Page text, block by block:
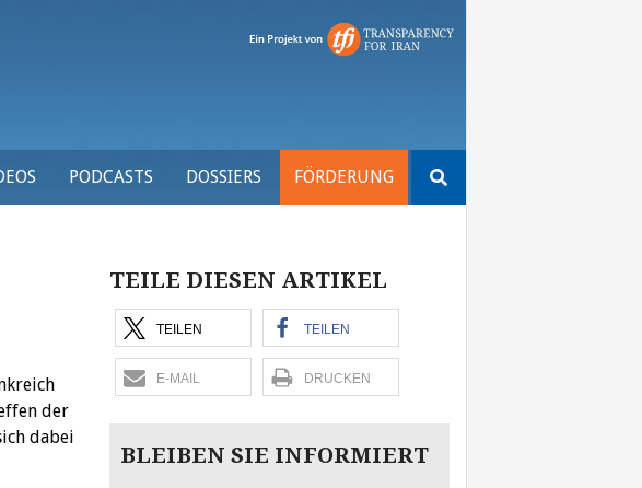
PODCASTS DOSSIERS FÖRDERUNG
nach:
der
dabei
TEILE DIESEN ARTIKEL
TEILEN TEILEN
E-MAIL DRUCKEN
BLEIBEN SIE INFORMIERT